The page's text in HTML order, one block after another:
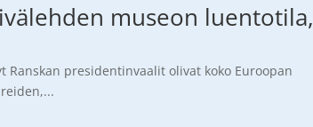
museon luentotila,
Ranskan presidentinvaalit olivat koko Euroopan